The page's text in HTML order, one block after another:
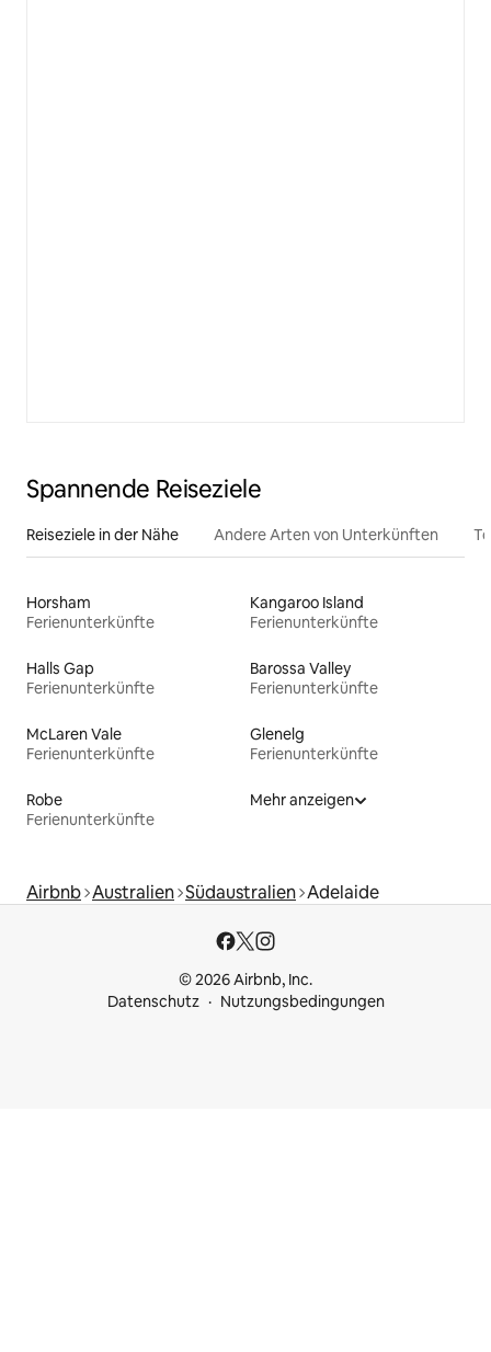
Spannende Reiseziele
Reiseziele in der Nähe Andere Arten von Unterkünften
Horsham
Ferienunterkünfte
Kangaroo Island
Ferienunterkünfte
Halls Gap
Ferienunterkünfte
Barossa Valley
Ferienunterkünfte
McLaren Vale
Ferienunterkünfte
Glenelg
Ferienunterkünfte
Robe
Ferienunterkünfte
Mehr anzeigen
Airbnb Australien Südaustralien Adelaide
© 2026 Airbnb, Inc.
Datenschutz
Nutzungsbedingungen